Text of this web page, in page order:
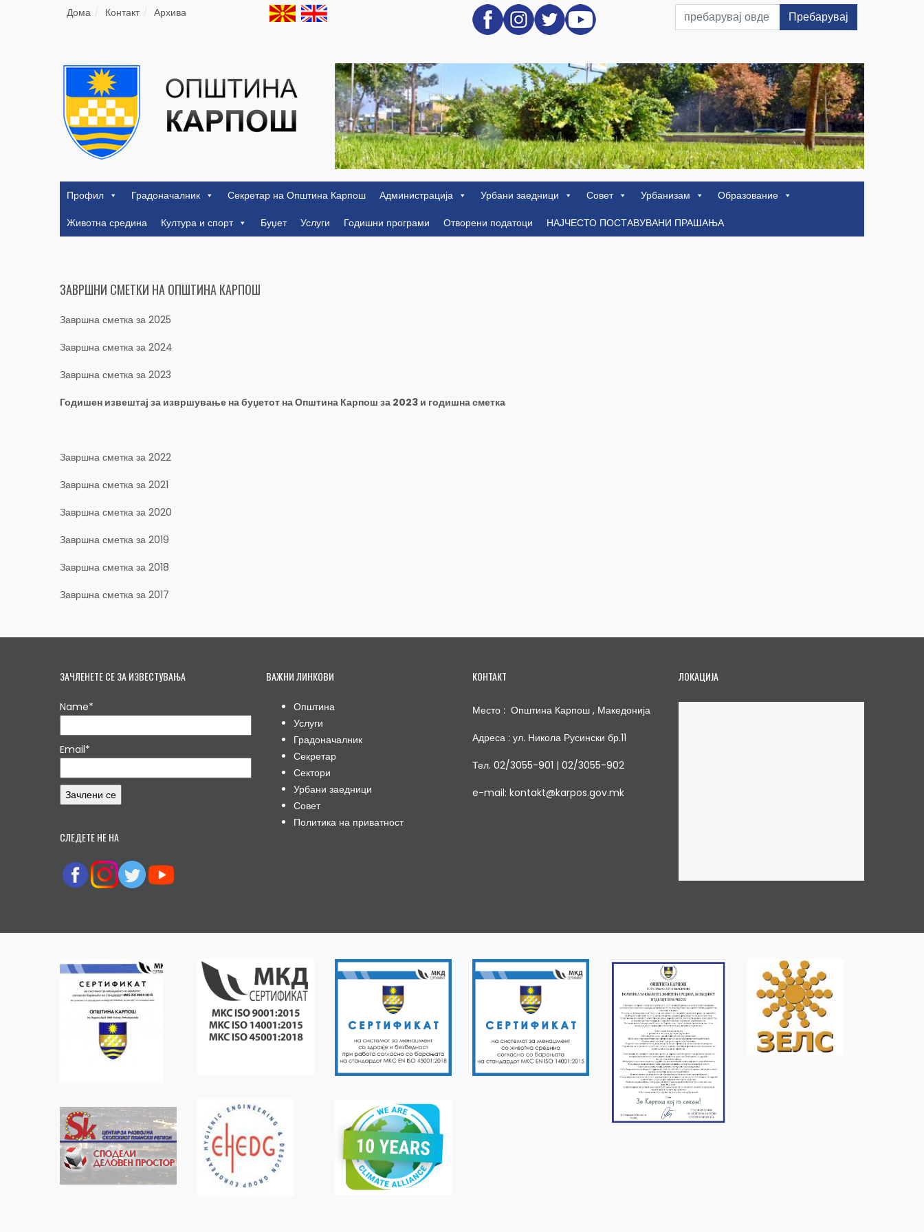
Дома Контакт Архива Пребарувај
Профил Градоначалник Секретар на Општина Карпош Администрација Урбани заедници Совет Урбанизам
Образование
Животна средина
Култура и спорт Буџет Услуги Годишни програми Отворени податоци НАЈЧЕСТО ПОСТАВУВАНИ ПРАШАЊА
ЗАВРШНИ СМЕТКИ НА ОПШТИНА КАРПОШ
Завршна сметка за 2025
Завршна сметка за 2024
Завршна сметка за 2023
Годишен извештај за извршување на буџетот на Општина Карпош за 2023 и годишна сметка
Завршна сметка за 2022
Завршна сметка за 2021
Завршна сметка за 2020
Завршна сметка за 2019
Завршна сметка за 2018
Завршна сметка за 2017
ЗАЧЛЕНЕТЕ СЕ ЗА ИЗВЕСТУВАЊА
Name*
Email*
СЛЕДЕТЕ НЕ НА
ВАЖНИ ЛИНКОВИ
Општина
Услуги
Градоначалник
Секретар
Сектори
Урбани заедници
Совет
Политика на приватност
КОНТАКТ
Место : Општина Карпош , Македонија
Адреса : ул. Никола Русински бр.11
Тел. 02/3055-901 | 02/3055-902
e-mail: kontakt@karpos.gov.mk
ЛОКАЦИЈА